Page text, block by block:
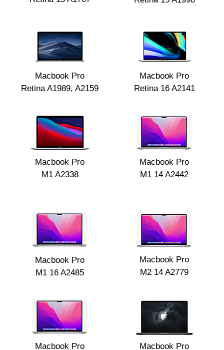
Macbook Pro
Retina A1989, A2159
Macbook Pro
Retina 16 A2141
Macbook Pro
M1 A2338
Macbook Pro
M1 14 A2442
Macbook Pro
M1 16 A2485
Macbook Pro
M2 14 A2779
Macbook Pro Macbook Pro